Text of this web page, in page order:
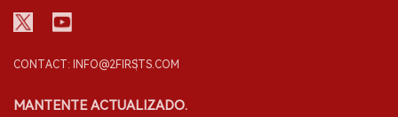
CONTACT: INFO@2FIRSTS.COM
MANTENTE ACTUALIZADO.